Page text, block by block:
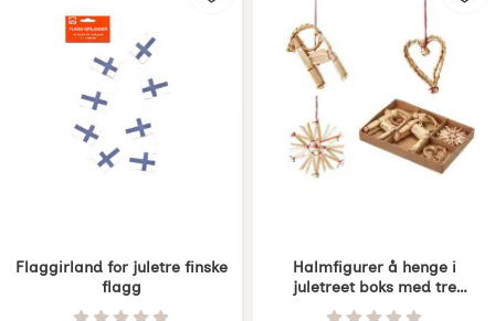
Flaggirland for juletre finske
flagg
Halmfigurer å henge i
juletreet boks med tre
forskjellige